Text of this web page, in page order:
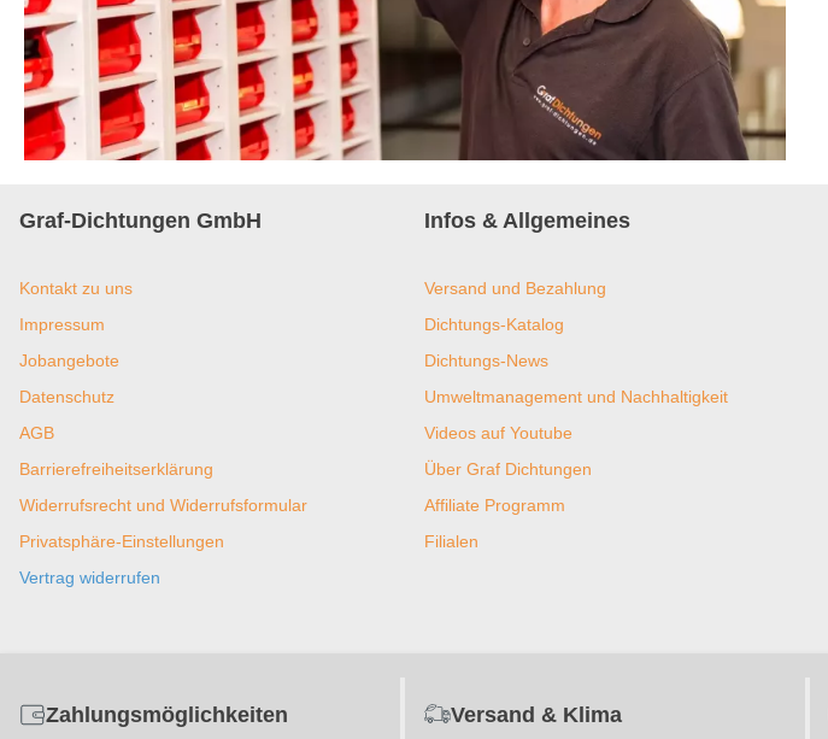
Graf-Dichtungen GmbH
Kontakt zu uns
Impressum
Jobangebote
Datenschutz
AGB
Barrierefreiheitserklärung
Widerrufsrecht und Widerrufsformular
Privatsphäre-Einstellungen
Vertrag widerrufen
Infos & Allgemeines
Versand und Bezahlung
Dichtungs-Katalog
Dichtungs-News
Umweltmanagement und Nachhaltigkeit
Videos auf Youtube
Über Graf Dichtungen
Affiliate Programm
Filialen
Zahlungsmöglichkeiten Versand & Klima